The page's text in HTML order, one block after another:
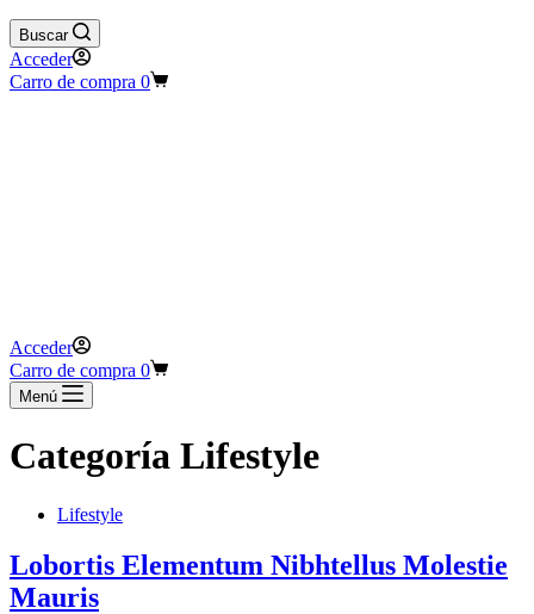
Buscar
Acceder
Carro de compra 0
Acceder
Carro de compra 0
Menú
Categoría Lifestyle
Lifestyle
Lobortis Elementum Nibhtellus Molestie
Mauris